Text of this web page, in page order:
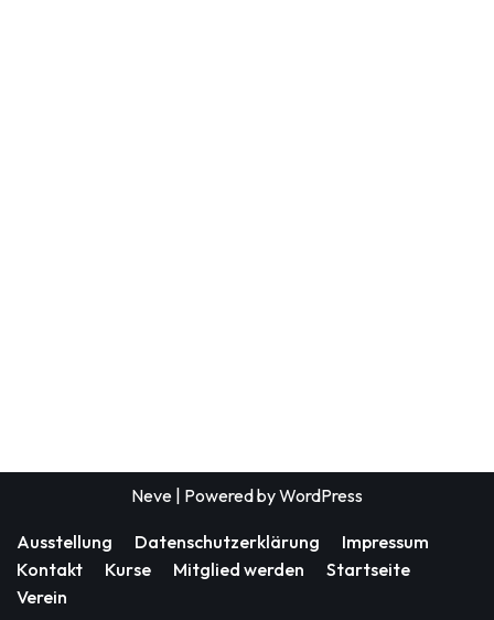
Neve | Powered byWordPress
Ausstellung Datenschutzerklärung
Impressum
Kontakt
Kurse Mitglied werden
Startseite
Verein